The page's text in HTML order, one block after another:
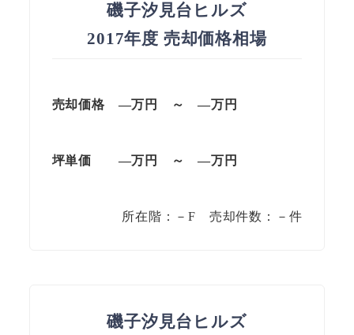
磯子汐見台ヒルズ
2017年度 売却価格相場
売却価格 —万円 ～ —万円
坪単価 —万円 ～—万円
所在階：－F 売却件数：－件
磯子汐見台ヒルズ